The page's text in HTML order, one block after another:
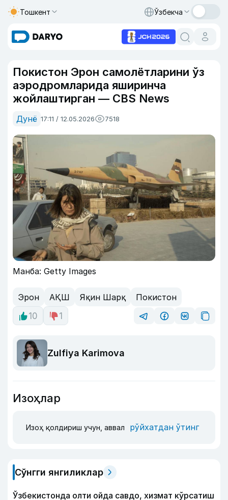
Тошкент Ўзбекча
Покистон Эрон самолётларини ўз
аэродромларида яширинча
жойлаштирган — CBS News
Дунё 17:11 / 12.05.2026 7518
Манба: Getty Images
Эрон АҚШ Яқин Шарқ
Покистон
10
1
Zulfiya Karimova
Изоҳлар
Изоҳ қолдириш учун, аввал рўйхатдан ўтинг
Сўнгги янгиликлар
Ўзбекистонда олти ойда савдо, хизмат кўрсатиш